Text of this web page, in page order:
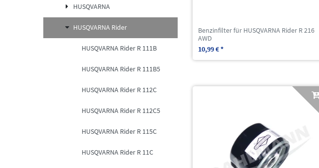
HUSQVARNA
HUSQVARNA Rider
HUSQVARNA Rider R 111B
HUSQVARNA Rider R 111B5
HUSQVARNA Rider R 112C
HUSQVARNA Rider R 112C5
HUSQVARNA Rider R 115C
HUSQVARNA Rider R 11C
Benzinfilter für HUSQVARNA Rider R 216
AWD
10,99 € *